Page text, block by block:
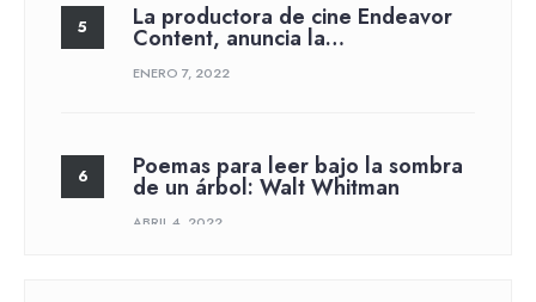
La productora de cine Endeavor
Content, anuncia la…
ENERO 7, 2022
Poemas para leer bajo la sombra
de un árbol: Walt Whitman
ABRIL 4, 2022